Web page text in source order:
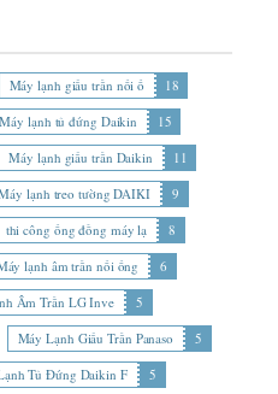
Máy lạnh giấu trần nối ố
18
Máy lạnh tủ đứng Daikin
15
Máy lạnh giấu trần Daikin
11
lạnh treo tường DAIKI
9
thi công ống đồng máy lạ
8
lạnh âm trần nối ống
6
Âm Trần LG Inve
5
Máy Lạnh Giấu Trần Panaso
5
Tủ Đứng Daikin F
5